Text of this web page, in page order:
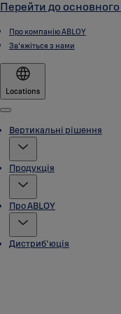
Перейти до основного
Про компанію ABLOY
Зв'яжіться з нами
Locations
Menu
Вертикальні рішення
Продукція
Про ABLOY
Дистриб'юція